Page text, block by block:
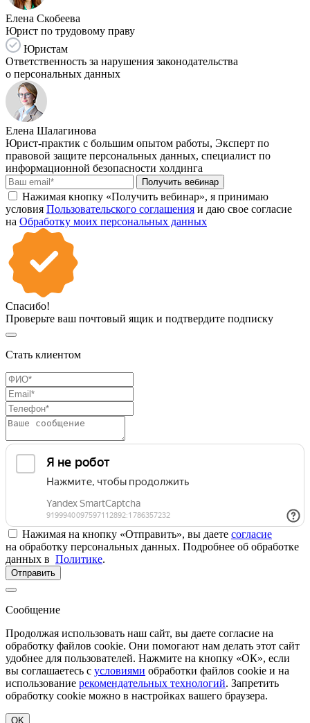
Елена Скобеева
Юрист по трудовому праву
Юристам
Ответственность за нарушения законодательства
о персональных данных
Елена Шалагинова
Юрист-практик с большим опытом работы, Эксперт по
правовой защите персональных данных, специалист по
информационной безопасности холдинга
Получить вебинар
Нажимая кнопку «Получить вебинар», я принимаю
условия Пользовательского соглашения и даю свое согласие
на Обработку моих персональных данных
Спасибо!
Проверьте ваш почтовый ящик и подтвердите подписку
Стать клиентом
Нажимая на кнопку «Отправить», вы даете согласие
на обработку персональных данных. Подробнее об обработке
данных в Политике.
Отправить
Сообщение
Продолжая использовать наш сайт, вы даете согласие на
обработку файлов cookie. Они помогают нам делать этот сайт
удобнее для пользователей. Нажмите на кнопку «ОК», если
вы соглашаетесь с условиями обработки файлов cookie и на
использование рекомендательных технологий. Запретить
обработку cookie можно в настройках вашего браузера.
OK